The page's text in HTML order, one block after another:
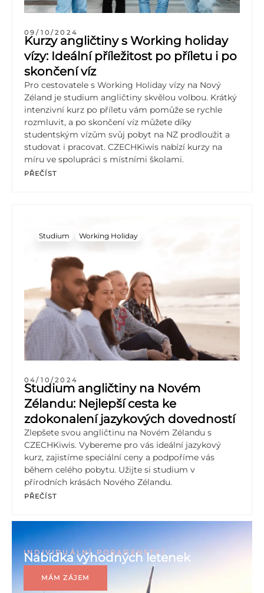
09/10/2024
Kurzy angličtiny s Working holiday
vízy: Ideální příležitost po příletu i po
skončení víz
Pro cestovatele s Working Holiday vízy na Nový
Zéland je studium angličtiny skvělou volbou. Krátký
intenzivní kurz po příletu vám pomůže se rychle
rozmluvit, a po skončení víz můžete díky
studentským vízům svůj pobyt na NZ prodloužit a
studovat i pracovat. CZECHKiwis nabízí kurzy na
míru ve spolupráci s místními školami.
PŘEČÍST
Studium Working Holiday
04/10/2024
Studium angličtiny na Novém
Zélandu: Nejlepší cesta ke
zdokonalení jazykových dovedností
Zlepšete svou angličtinu na Novém Zélandu s
CZECHKiwis. Vybereme pro vás ideální jazykový
kurz, zajistíme speciální ceny a podpoříme vás
během celého pobytu. Užijte si studium v
přírodních krásách Nového Zélandu.
PŘEČÍST
INDIVIDUÁLNÍ PORADENSTVÍ
Nabídka výhodných letenek
MÁM ZÁJEM